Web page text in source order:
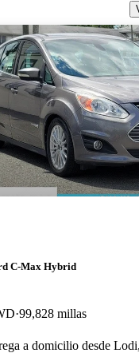
C-Max Hybrid
99,828 millas
a domicilio desde